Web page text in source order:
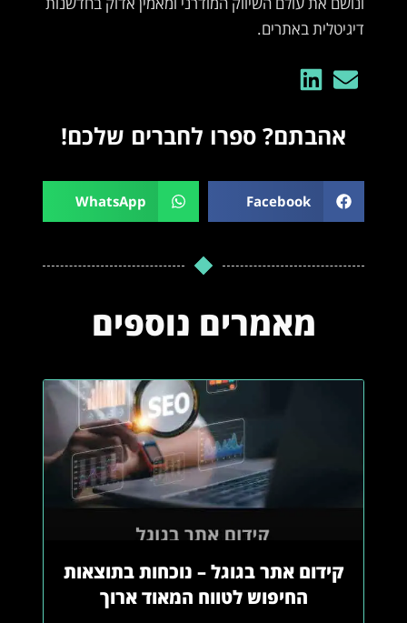
דיגיטלית באתרים.
אהבתם? ספרו לחברים שלכם!
Facebook
WhatsApp
מאמרים נוספים
קידום אתר בגוגל – נוכחות בתוצאות
החיפוש לטווח המאוד ארוך